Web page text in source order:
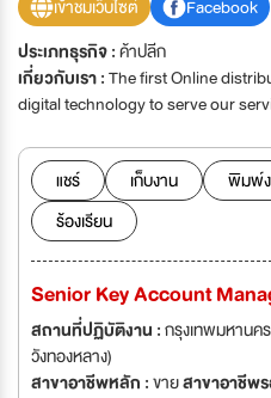
เข้าชมเว็บไซต์
Facebook
ประเภทธุรกิจ :ค้าปลีก
เกี่ยวกับเรา :The first Online
digital technology to serve our
แชร์ เก็บงาน
พิมพ์
ร้องเรียน
Senior Key Account
สถานที่ปฏิบัติงาน :กรุงเทพมหานค
วังทองหลาง)
สาขาอาชีพหลัก :ขายสาขาอาชีพ